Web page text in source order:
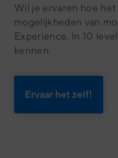
Wil je ervaren hoe
mogelijkheden van
Experience. In 10
kennen.
Ervaar het zelf!